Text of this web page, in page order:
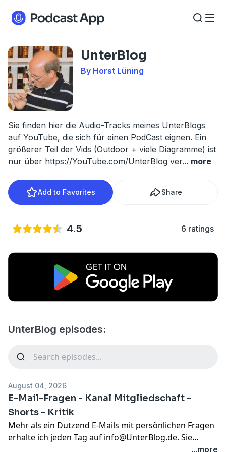
UnterBlog
By Horst Lüning
Sie finden hier die Audio-Tracks meines UnterBlogs
auf YouTube, die sich für einen PodCast eignen. Ein
größerer Teil der Vids (Outdoor + viele Diagramme) ist
nur über https://YouTube.com/UnterBlog ver... more
Add to Favorites Share
4.5 6 ratings
UnterBlog episodes:
August 04, 2026
E-Mail-Fragen - Kanal Mitgliedschaft -
Shorts - Kritik
Mehr als ein Dutzend E-Mails mit persönlichen Fragen
erhalte ich jeden Tag auf info@UnterBlog.de. Sie
beantworte ich mehr oder weniger ausführlich binnen
...more